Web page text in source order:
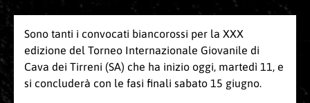
Sono tanti i convocati biancorossi per la XXX
edizione del Torneo Internazionale Giovanile di
Cava dei Tirreni (SA) che ha inizio oggi, martedì 11, e
si concluderà con le fasi finali sabato 15 giugno.